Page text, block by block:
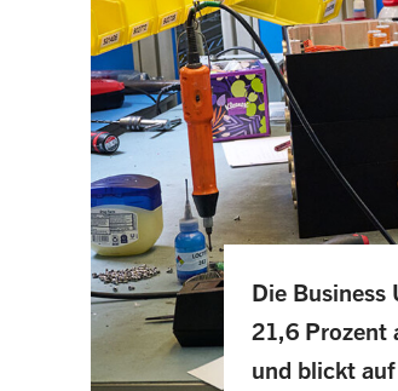
Die Business
21,6 Prozent
und blickt